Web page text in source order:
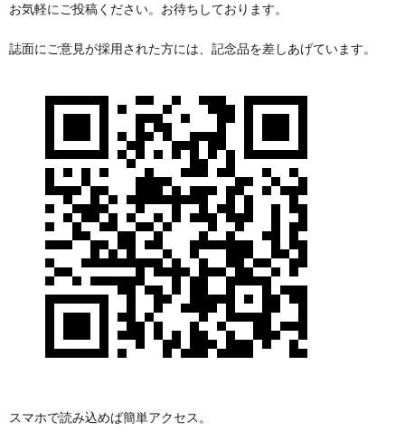
お気軽にご投稿ください。お待ちしております。
誌面にご意見が採用された方には、記念品を差しあげています。
スマホで読み込めば簡単アクセス。